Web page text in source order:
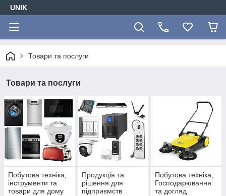
UNIK
Товари та послуги
Товари та послуги
Побутова техніка,
інструменти та
товари для дому
Продукція та
рішення для
підприємств
Побутова техніка,
Господарювання
та догляд